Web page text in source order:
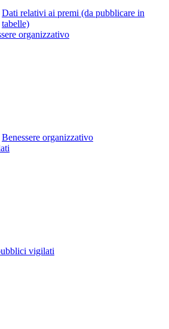
Dati relativi ai premi (da pubblicare in
tabelle)
organizzativo
Benessere organizzativo
vigilati